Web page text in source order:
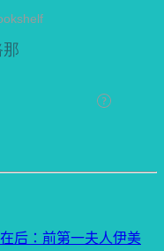
后：前第一夫人伊美